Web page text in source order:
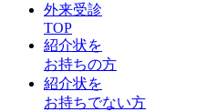
外来受診
TOP
紹介状を
お持ちの方
紹介状を
お持ちでない方